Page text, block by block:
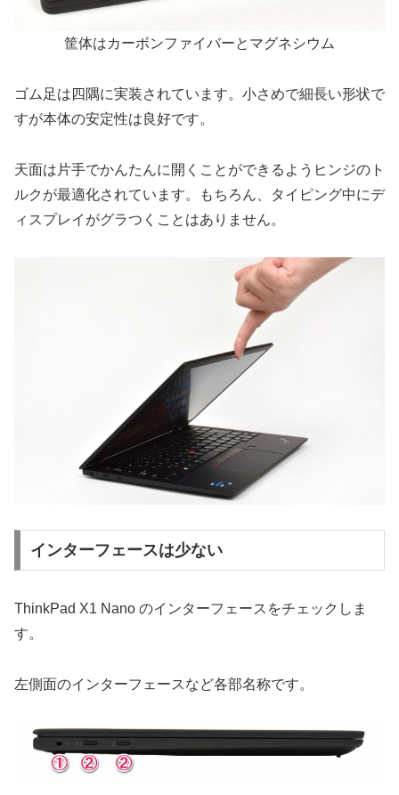
筐体はカーボンファイバーとマグネシウム
ゴム足は四隅に実装されています。小さめで細長い形状で
すが本体の安定性は良好です。
天面は片手でかんたんに開くことができるようヒンジのト
ルクが最適化されています。もちろん、タイピング中にデ
ィスプレイがグラつくことはありません。
インターフェースは少ない
ThinkPad X1 Nano のインターフェースをチェックしま
す。
左側面のインターフェースなど各部名称です。